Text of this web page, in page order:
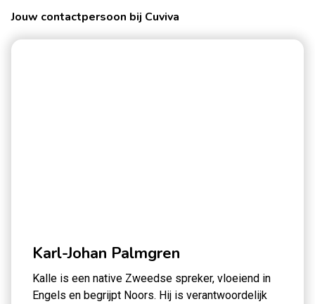
Jouw contactpersoon bij Cuviva
Karl-Johan Palmgren
Kalle is een native Zweedse spreker, vloeiend in
Engels en begrijpt Noors. Hij is verantwoordelijk